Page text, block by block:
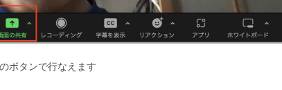
ボタンで行なえます